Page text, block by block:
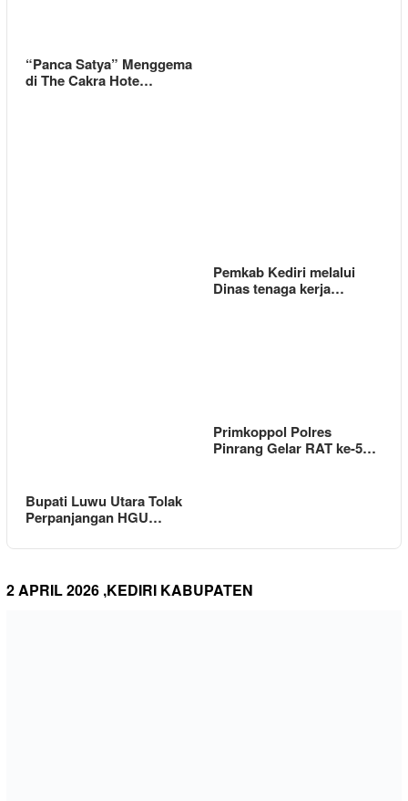
“Panca Satya” Menggema
di The Cakra Hote…
Pemkab Kediri melalui
Dinas tenaga kerja…
Bupati Luwu Utara Tolak
Perpanjangan HGU…
Primkoppol Polres
Pinrang Gelar RAT ke-5…
2 APRIL 2026 ,KEDIRI KABUPATEN